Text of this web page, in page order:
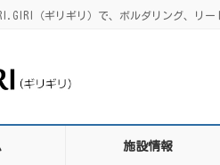
（ギリギリ）で、ボルダリング、リ
施設情報